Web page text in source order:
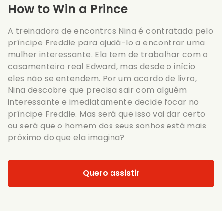
How to Win a Prince
A treinadora de encontros Nina é contratada pelo
príncipe Freddie para ajudá-lo a encontrar uma
mulher interessante. Ela tem de trabalhar com o
casamenteiro real Edward, mas desde o início
eles não se entendem. Por um acordo de livro,
Nina descobre que precisa sair com alguém
interessante e imediatamente decide focar no
príncipe Freddie. Mas será que isso vai dar certo
ou será que o homem dos seus sonhos está mais
próximo do que ela imagina?
Quero assistir